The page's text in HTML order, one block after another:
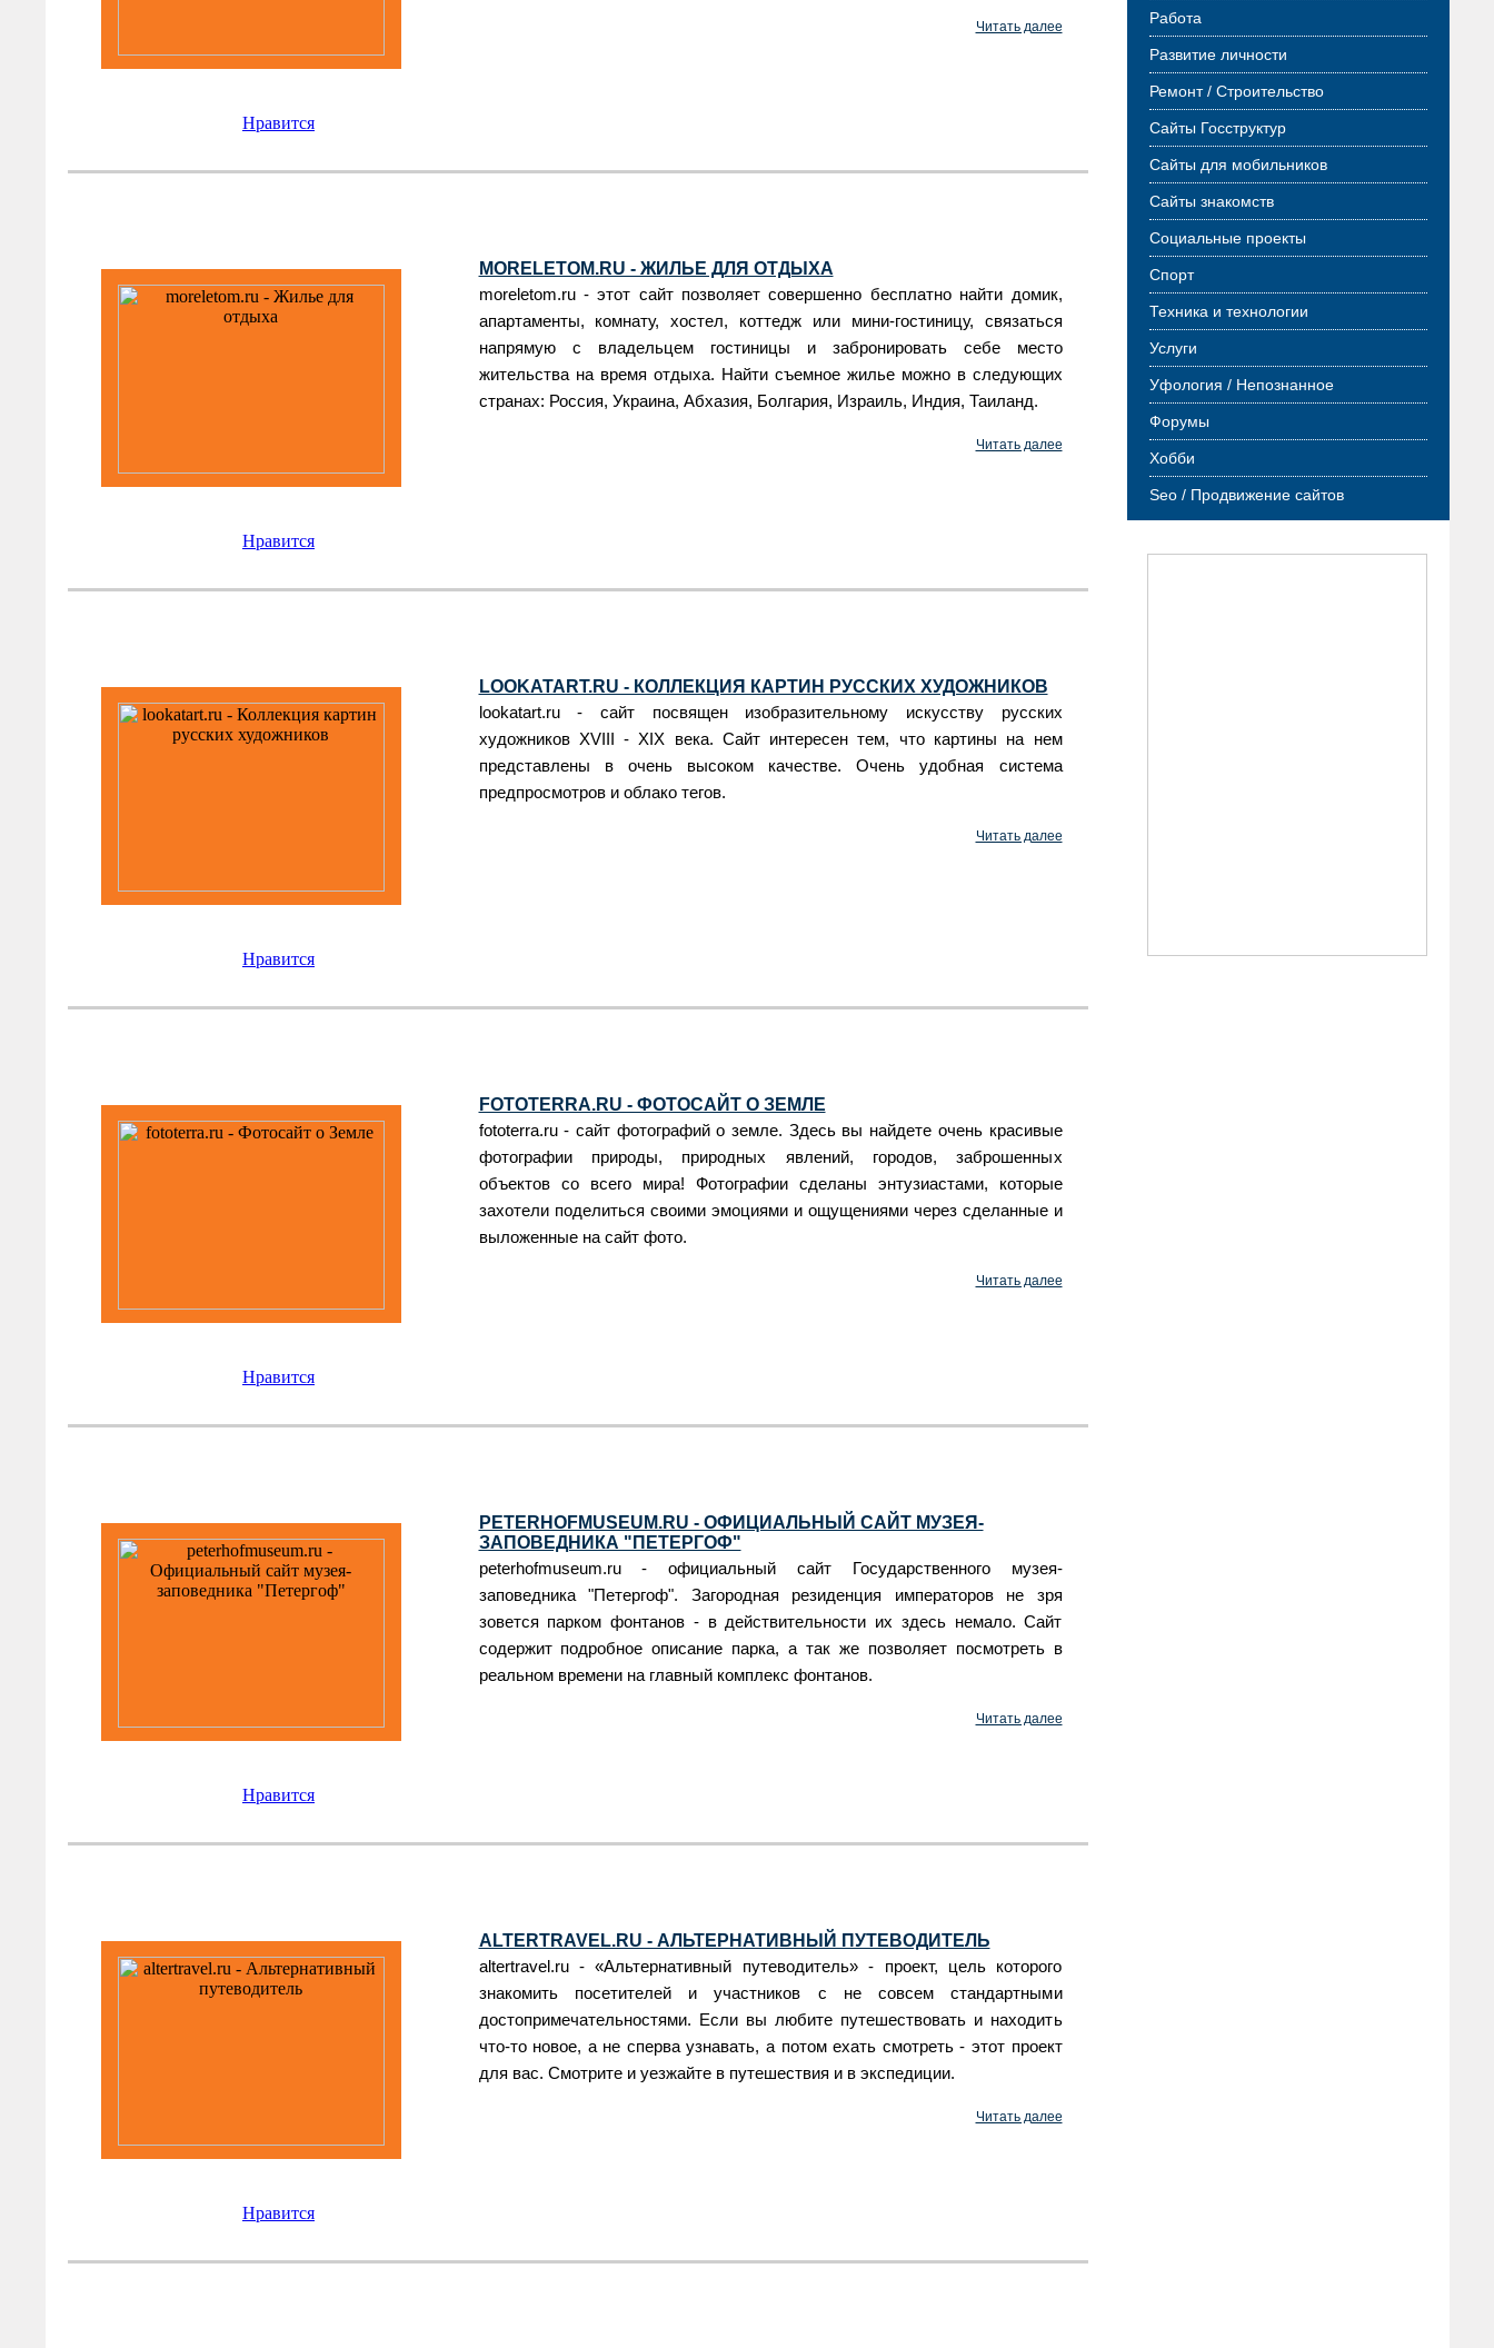
Работа
Развитие личности
Ремонт / Строительство
Сайты Госструктур
Сайты для мобильников
Сайты знакомств
Социальные проекты
Спорт
Техника и технологии
Услуги
Уфология / Непознанное
Форумы
Хобби
Seo / Продвижение сайтов
Нравится
Читать далее
Нравится
MORELETOM.RU - ЖИЛЬЕ ДЛЯ ОТДЫХА
moreletom.ru - этот сайт позволяет совершенно бесплатно найти домик,
апартаменты, комнату, хостел, коттедж или мини-гостиницу, связаться
напрямую с владельцем гостиницы и забронировать себе место
жительства на время отдыха. Найти съемное жилье можно в следующих
странах: Россия, Украина, Абхазия, Болгария, Израиль, Индия, Таиланд.
Читать далее
Нравится
LOOKATART.RU - КОЛЛЕКЦИЯ КАРТИН РУССКИХ ХУДОЖНИКОВ
lookatart.ru - сайт посвящен изобразительному искусству русских
художников XVIII - XIX века. Сайт интересен тем, что картины на нем
представлены в очень высоком качестве. Очень удобная система
предпросмотров и облако тегов.
Читать далее
Нравится
FOTOTERRA.RU - ФОТОСАЙТ О ЗЕМЛЕ
fototerra.ru - сайт фотографий о земле. Здесь вы найдете очень красивые
фотографии природы, природных явлений, городов, заброшенных
объектов со всего мира! Фотографии сделаны энтузиастами, которые
захотели поделиться своими эмоциями и ощущениями через сделанные и
выложенные на сайт фото.
Читать далее
Нравится
PETERHOFMUSEUM.RU - ОФИЦИАЛЬНЫЙ САЙТ МУЗЕЯ-
ЗАПОВЕДНИКА "ПЕТЕРГОФ"
peterhofmuseum.ru - официальный сайт Государственного музея-
заповедника "Петергоф". Загородная резиденция императоров не зря
зовется парком фонтанов - в действительности их здесь немало. Сайт
содержит подробное описание парка, а так же позволяет посмотреть в
реальном времени на главный комплекс фонтанов.
Читать далее
Нравится
ALTERTRAVEL.RU - АЛЬТЕРНАТИВНЫЙ ПУТЕВОДИТЕЛЬ
altertravel.ru - «Альтернативный путеводитель» - проект, цель которого
знакомить посетителей и участников с не совсем стандартными
достопримечательностями. Если вы любите путешествовать и находить
что-то новое, а не сперва узнавать, а потом ехать смотреть - этот проект
для вас. Смотрите и уезжайте в путешествия и в экспедиции.
Читать далее